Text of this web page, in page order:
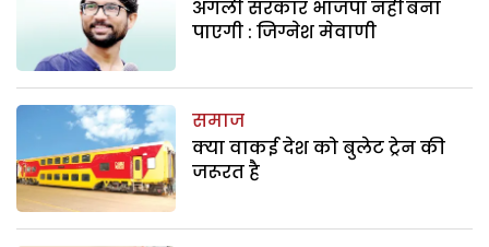
अगली सरकार भाजपा नहीं बना
पाएगी : जिग्नेश मेवाणी
समाज
क्या वाकई देश को बुलेट ट्रेन की
जरूरत है